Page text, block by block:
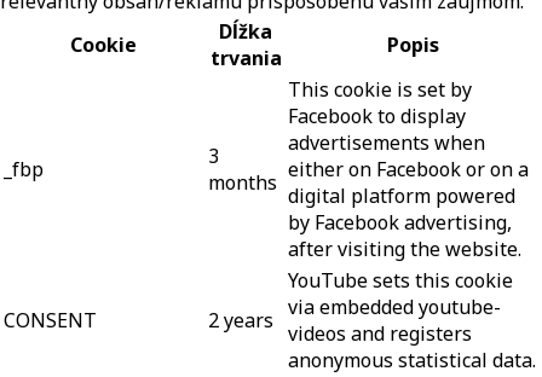
Cookie
Dĺžka
trvania
Popis
_fbp
3
months
This cookie is set by
Facebook to display
advertisements when
either on Facebook or on a
digital platform powered
by Facebook advertising,
after visiting the website.
CONSENT 2 years
YouTube sets this cookie
via embedded youtube-
videos and registers
anonymous statistical data.